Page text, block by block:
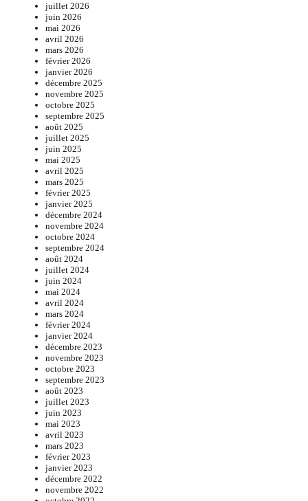
juillet 2026
juin 2026
mai 2026
avril 2026
mars 2026
février 2026
janvier 2026
décembre 2025
novembre 2025
octobre 2025
septembre 2025
août 2025
juillet 2025
juin 2025
mai 2025
avril 2025
mars 2025
février 2025
janvier 2025
décembre 2024
novembre 2024
octobre 2024
septembre 2024
août 2024
juillet 2024
juin 2024
mai 2024
avril 2024
mars 2024
février 2024
janvier 2024
décembre 2023
novembre 2023
octobre 2023
septembre 2023
août 2023
juillet 2023
juin 2023
mai 2023
avril 2023
mars 2023
février 2023
janvier 2023
décembre 2022
novembre 2022